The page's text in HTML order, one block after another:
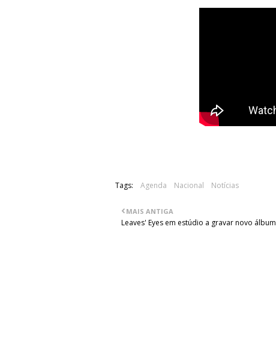
Tags: Agenda Nacional Notícias
MAIS ANTIGA
Leaves' Eyes em estúdio a gravar novo álbum